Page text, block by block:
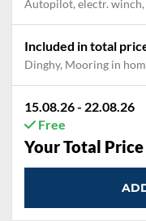
Autopilot, electr. winch,
Included in total
Dinghy, Mooring in home
15.08.26 - 22.08.26
Free
Your Total Price